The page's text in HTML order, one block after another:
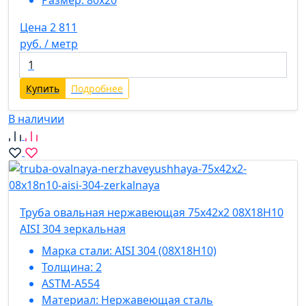
Цена 2 811
руб. / метр
Купить Подробнее
В наличии
Труба овальная нержавеющая 75х42х2 08Х18Н10
AISI 304 зеркальная
Марка стали: AISI 304 (08Х18Н10)
Толщина: 2
ASTM-A554
Материал: Нержавеющая сталь